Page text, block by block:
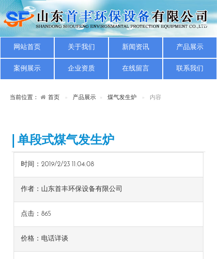
网站首页 关于我们 新闻资讯 产品展示
案例展示 企业资质 在线留言 联系我们
当前位置： 首页 产品展示 煤气发生炉 内容
单段式煤气发生炉
时间：2019/2/23 11:04:08
作者：山东首丰环保设备有限公司
点击： 865
价格：电话详谈